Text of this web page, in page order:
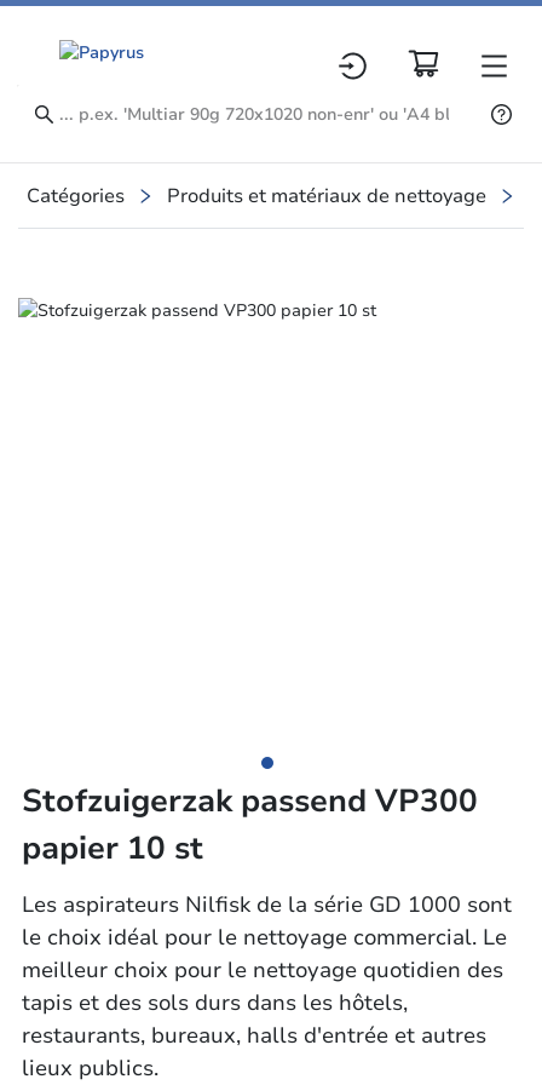
Catégories Produits et matériaux de nettoyage
Slide 1 of 1
Stofzuigerzak passend VP300
papier 10 st
Les aspirateurs Nilfisk de la série GD 1000 sont
le choix idéal pour le nettoyage commercial. Le
meilleur choix pour le nettoyage quotidien des
tapis et des sols durs dans les hôtels,
restaurants, bureaux, halls d'entrée et autres
lieux publics.